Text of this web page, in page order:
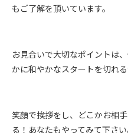
もご了解を頂いています。
お見合いで大切なポイントは
かに和やかなスタートを切れ
笑顔で挨拶をし、どこかお相
る！あなたもやってみて下さい